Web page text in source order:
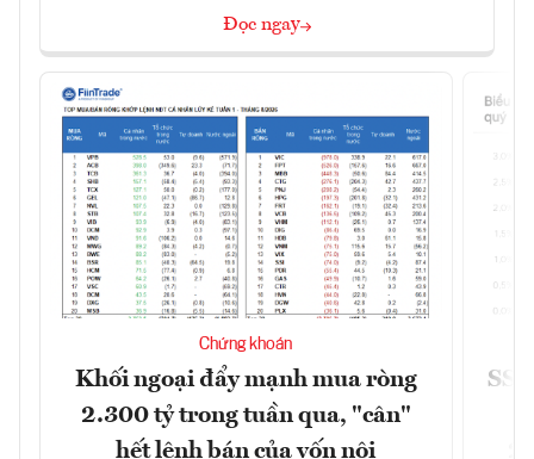
Đọc ngay
Chứng khoán
Khối ngoại đẩy mạnh mua ròng
2.300 tỷ trong tuần qua, "cân"
hết lệnh bán của vốn nội
SSI